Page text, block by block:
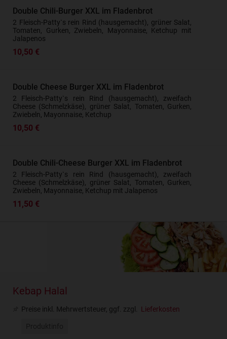
Double Chili-Burger XXL im Fladenbrot
2 Fleisch-Patty`s rein Rind (hausgemacht), grüner Salat,
Tomaten, Gurken, Zwiebeln, Mayonnaise, Ketchup mit
Jalapenos
10,50 €
Double Cheese Burger XXL im Fladenbrot
2 Fleisch-Patty`s rein Rind (hausgemacht), zweifach
Cheese (Schmelzkäse), grüner Salat, Tomaten, Gurken,
Zwiebeln, Mayonnaise, Ketchup
10,50 €
Double Chili-Cheese Burger XXL im Fladenbrot
2 Fleisch-Patty`s rein Rind (hausgemacht), zweifach
Cheese (Schmelzkäse), grüner Salat, Tomaten, Gurken,
Zwiebeln, Mayonnaise, Ketchup mit Jalapenos
11,50 €
Kebap Halal
Preise inkl. Mehrwertsteuer, ggf. zzgl. Lieferkosten